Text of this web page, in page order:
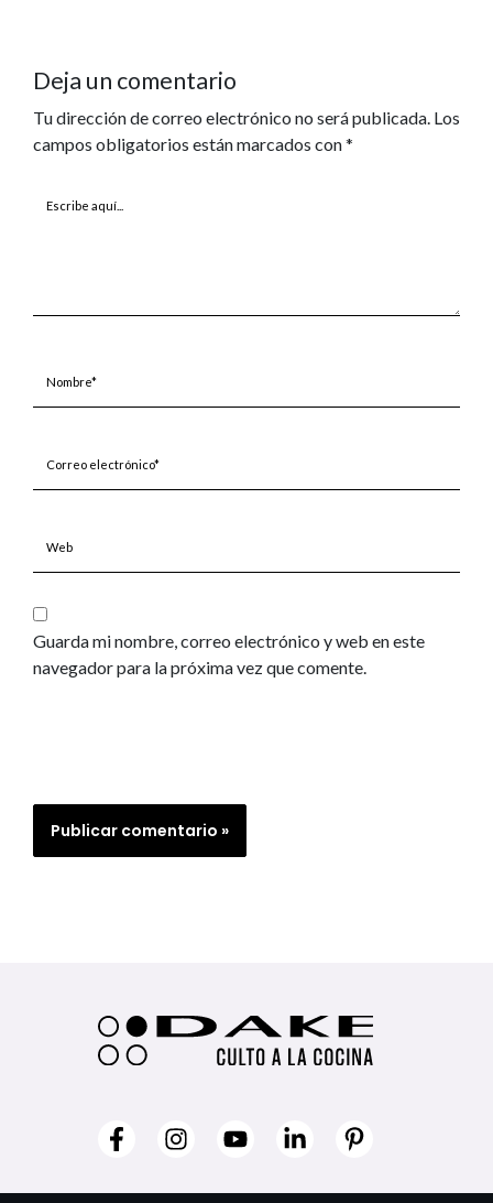
Deja un comentario
Tu dirección de correo electrónico no será publicada. Los
campos obligatorios están marcados con*
Escribe
electrónico*
Guarda mi nombre, correo electrónico y web en este
navegador para la próxima vez que comente.